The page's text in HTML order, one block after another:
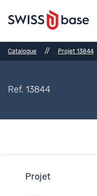
Catalogue // Projet 13844
Ref. 13844
Projet